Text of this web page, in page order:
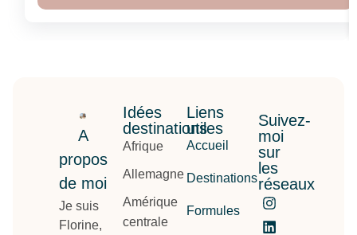
A
propos
de moi
Je suis
Florine,
Idées
destinations
Afrique
Allemagne
Amérique
centrale
Liens
utiles
Accueil
Destinations
Formules
Suivez-
moi
sur
les
réseaux